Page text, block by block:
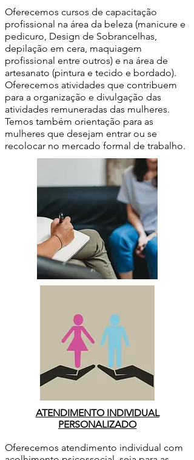
Oferecemos cursos de capacitação
profissional na área da beleza (manicure e
pedicuro, Design de Sobrancelhas,
depilação em cera, maquiagem
profissional entre outros) e na área de
artesanato (pintura e tecido e bordado).
Oferecemos atividades que contribuem
para a organização e divulgação das
atividades remuneradas das mulheres.
Temos também orientação para as
mulheres que desejam entrar ou se
recolocar no mercado formal de trabalho.
ATENDIMENTO INDIVIDUAL
PERSONALIZADO
Oferecemos atendimento individual com